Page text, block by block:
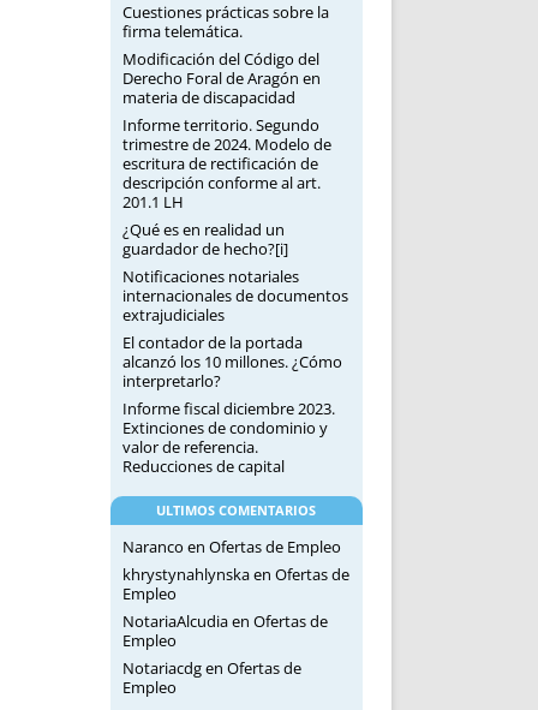
Cuestiones prácticas sobre la
firma telemática.
Modificación del Código del
Derecho Foral de Aragón en
materia de discapacidad
Informe territorio. Segundo
trimestre de 2024. Modelo de
escritura de rectificación de
descripción conforme al art.
201.1 LH
¿Qué es en realidad un
guardador de hecho?[i]
Notificaciones notariales
internacionales de documentos
extrajudiciales
El contador de la portada
alcanzó los 10 millones. ¿Cómo
interpretarlo?
Informe fiscal diciembre 2023.
Extinciones de condominio y
valor de referencia.
Reducciones de capital
ULTIMOS COMENTARIOS
Naranco en Ofertas de Empleo
khrystynahlynskaen Ofertas de
Empleo
NotariaAlcudiaen Ofertas de
Empleo
Notariacdgen Ofertas de
Empleo